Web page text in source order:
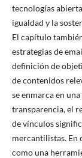
tecnologías
igualdad y la
El capítulo
estrategias de
definición de
de contenidos
se enmarca en
transparencia, el
de vínculos
mercantilistas. En
como una